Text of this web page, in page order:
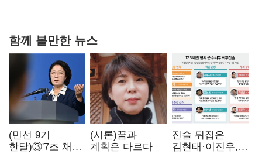
함께 볼만한 뉴스
(민선 9기
한달)③'7조 채무'
(시론)꿈과
계획은 다르다
진술 뒤집은
김현태·이진우,